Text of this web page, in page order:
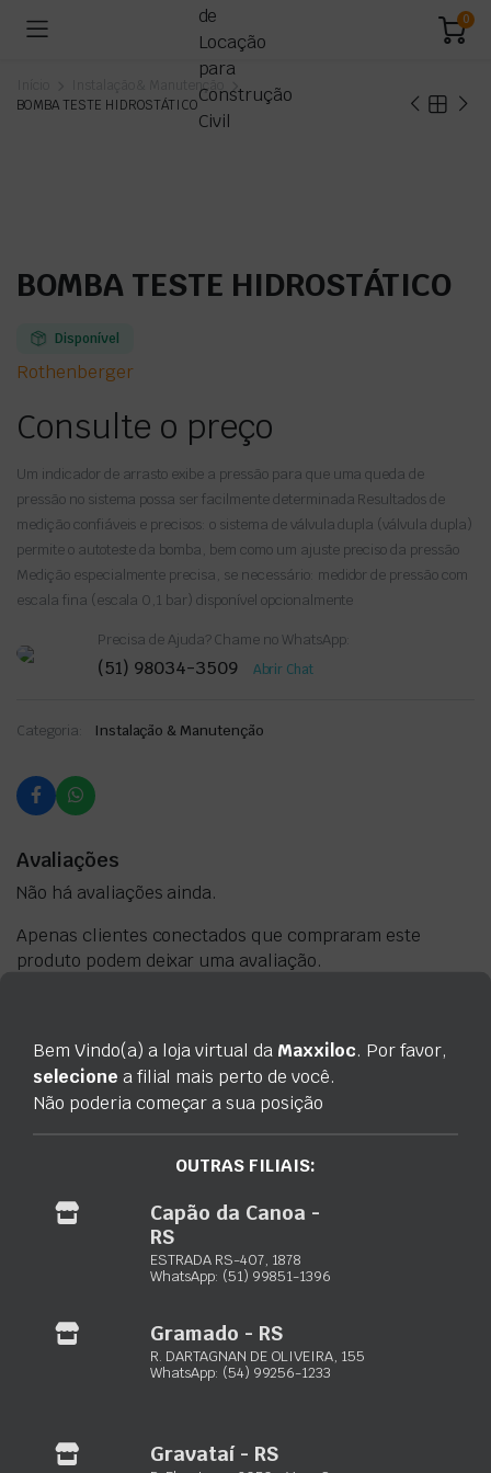
0
Instalação & Manutenção
BOMBA TESTE HIDROSTÁTICO
BOMBA TESTE HIDROSTÁTICO
Disponível
Rothenberger
Consulte o preço
Um indicador de arrasto exibe a pressão para que uma queda de
pressão no sistema possa ser facilmente determinada Resultados de
medição confiáveis ​​e precisos: o sistema de válvula dupla (válvula dupla)
permite o autoteste da bomba, bem como um ajuste preciso da pressão
Medição especialmente precisa, se necessário: medidor de pressão com
escala fina (escala 0,1 bar) disponível opcionalmente
Precisa de Ajuda? Chame no WhatsApp:
(51) 98034-3509 Abrir Chat
Categoria: Instalação & Manutenção
Avaliações
Não há avaliações ainda.
Apenas clientes conectados que compraram este
produto podem deixar uma avaliação.
Informação adicional
Rothenberger
Maxxiloc Ltda.
Equipamentos de locação para construção civil
(51) 3103-0033
Bem Vindo(a) a loja virtual da Maxxiloc. Por favor,
selecione a filial mais perto de você.
Não poderia começar a sua posição
OUTRAS FILIAIS:
Capão da Canoa -
RS
ESTRADA RS-407, 1878
WhatsApp: (51) 99851-1396
Gramado - RS
R. DARTAGNAN DE OLIVEIRA, 155
WhatsApp: (54) 99256-1233
Gravataí - RS